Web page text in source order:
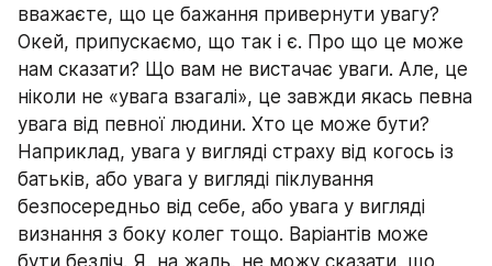
вважаєте, що це бажання привернути увагу?
Окей, припускаємо, що так і є. Про що це може
нам сказати? Що вам не вистачає уваги. Але, це
ніколи не «увага взагалі», це завжди якась певна
увага від певної людини. Хто це може бути?
Наприклад, увага у вигляді страху від когось із
батьків, або увага у вигляді піклування
безпосередньо від себе, або увага у вигляді
визнання з боку колег тощо. Варіантів може